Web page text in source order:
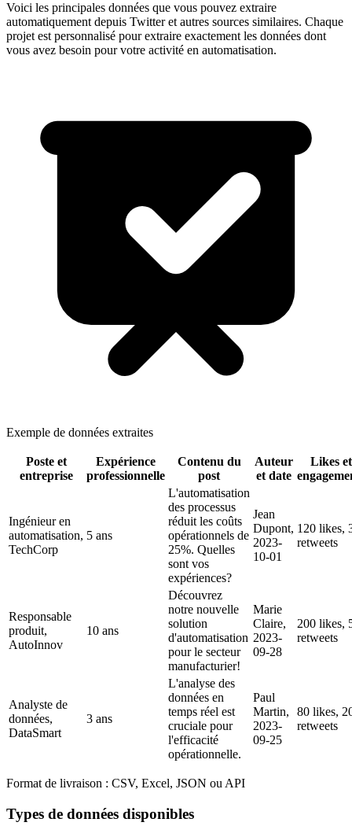
Voici les principales données que vous pouvez extraire
automatiquement depuis Twitteret autres sources similaires. Chaque
projet est personnalisé pour extraire exactement les données dont
vous avez besoin pour votre activité en automatisation.
Exemple de données extraites
Poste et
entreprise
Expérience
professionnelle
Contenu du
post
Auteur
et date
Likes et
Ingénieur en
automatisation,
TechCorp
5 ans
L'automatisation
des processus
réduit les coûts
opérationnels de
25%. Quelles
sont vos
expériences?
Jean
Dupont,
2023-
10-01
120 likes,
retweets
Responsable
produit,
AutoInnov
10 ans
Découvrez
notre nouvelle
solution
d'automatisation
pour le secteur
manufacturier!
Marie
Claire,
2023-
09-28
200 likes,
retweets
Analyste de
données,
DataSmart
3 ans
L'analyse des
données en
temps réel est
cruciale pour
l'efficacité
opérationnelle.
Paul
Martin,
2023-
09-25
80 likes,
retweets
Format de livraison : CSV, Excel, JSON ou API
Types de données disponibles